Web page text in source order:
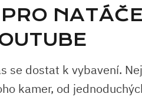
se dostat k vybavení.
kamer, od